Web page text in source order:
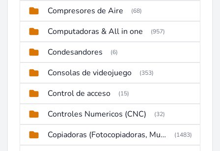
Compresores de Aire (68)
Computadoras & All in one (957)
Condesandores (6)
Consolas de videojuego (353)
Control de acceso (15)
Controles Numericos (CNC) (32)
Copiadoras (Fotocopiadoras, Multifunctions, Ploter, etc) (1483)